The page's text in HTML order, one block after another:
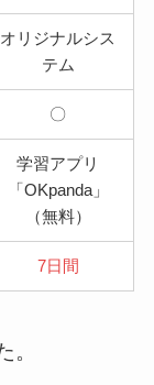
オリジナルシス
テム
〇
学習アプリ
「OKpanda」
（無料）
7日間
。